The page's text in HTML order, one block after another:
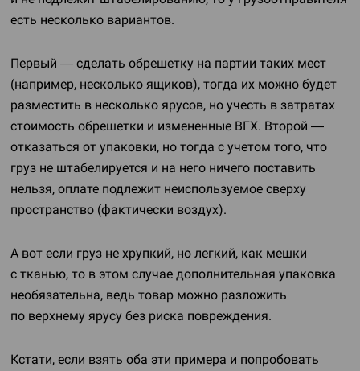
есть несколько вариантов.
Первый — сделать обрешетку на партии таких мест
(например, несколько ящиков), тогда их можно будет
разместить в несколько ярусов, но учесть в затратах
стоимость обрешетки и измененные ВГХ. Второй —
отказаться от упаковки, но тогда с учетом того, что
груз не штабелируется и на него ничего поставить
нельзя, оплате подлежит неиспользуемое сверху
пространство (фактически воздух).
А вот если груз не хрупкий, но легкий, как мешки
с тканью, то в этом случае дополнительная упаковка
необязательна, ведь товар можно разложить
по верхнему ярусу без риска повреждения.
Кстати, если взять оба эти примера и попробовать